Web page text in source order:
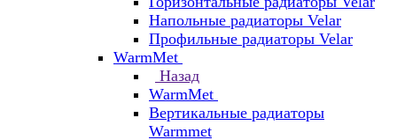
Напольные радиаторы Velar
Профильные радиаторы Velar
WarmMet
Назад
WarmMet
Вертикальные радиаторы
Warmmet